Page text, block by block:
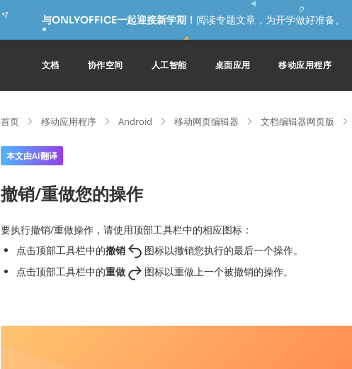
与ONLYOFFICE一起迎接新学期！ 阅读专题文章，为开学做好准备。
文档 协作空间 人工智能 桌面应用 移动应用程序
首页 移动应用程序 Android 移动网页编辑器 文档编辑器网页版
本文由AI翻译
撤销/重做您的操作
要执行撤销/重做操作，请使用顶部工具栏中的相应图标：
点击顶部工具栏中的撤销
图标以撤销您执行的最后一个操作。
点击顶部工具栏中的重做 图标以重做上一个被撤销的操作。